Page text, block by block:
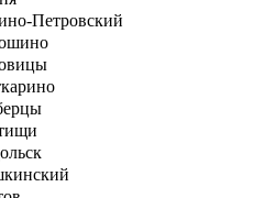
Петровский